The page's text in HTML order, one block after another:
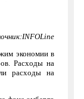
экономии в
Расходы на
расходы на